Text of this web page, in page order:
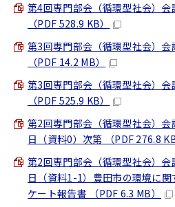
第4回専門部会（循環型社会）
（PDF 528.9 KB）
第3回専門部会（循環型社会）
（PDF 14.2 MB）
第3回専門部会（循環型社会）
（PDF 525.9 KB）
第2回専門部会（循環型社会）
日（資料0）次第 （PDF 276.8 KB
第2回専門部会（循環型社会）
日（資料1-1）豊田市の環境に
ケート報告書 （PDF 6.3 MB）